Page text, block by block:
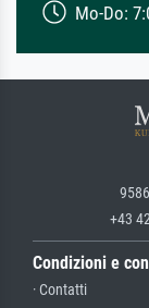
Mo-Do:
+43
Condizioni e
· Contatti